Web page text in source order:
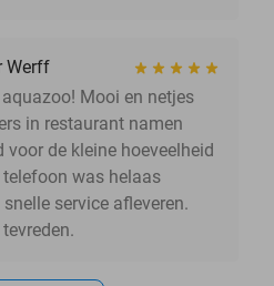
Werff
Mooi en netjes
in restaurant namen
voor de kleine hoeveelheid
was helaas
service afleveren.